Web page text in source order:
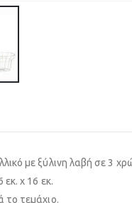
με ξύλινη λαβή σε 3
x 16 εκ.
το τεμάχιο.